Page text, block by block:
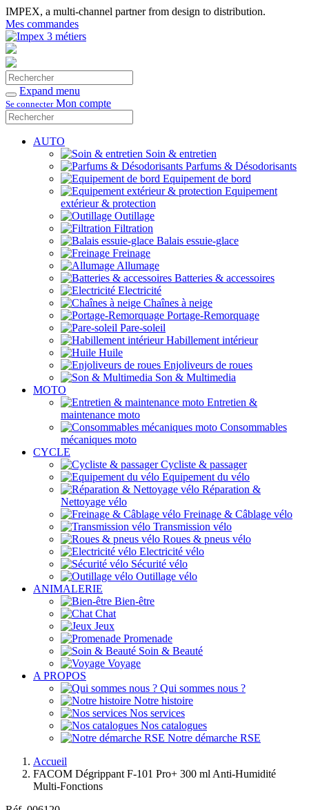
IMPEX, a multi-channel partner from design to distribution.
Mes commandes
Rechercher
Valider
Expand menu
Se connecter Mon compte
Rechercher
AUTO
Soin & entretien
Parfums & Désodorisants
Equipement de bord
Equipement
extérieur & protection
Outillage
Filtration
Balais essuie-glace
Freinage
Allumage
Batteries & accessoires
Electricité
Chaînes à neige
Portage-Remorquage
Pare-soleil
Habillement intérieur
Huile
Enjoliveurs de roues
Son & Multimedia
MOTO
Entretien &
maintenance moto
Consommables
mécaniques moto
CYCLE
Cycliste & passager
Equipement du vélo
Réparation &
Nettoyage vélo
Freinage & Câblage vélo
Transmission vélo
Roues & pneus vélo
Electricité vélo
Sécurité vélo
Outillage vélo
ANIMALERIE
Bien-être
Chat
Jeux
Promenade
Soin & Beauté
Voyage
A PROPOS
Qui sommes nous ?
Notre histoire
Nos services
Nos catalogues
Notre démarche RSE
Accueil
FACOM Dégrippant F-101 Pro+ 300 ml Anti-Humidité
Multi-Fonctions